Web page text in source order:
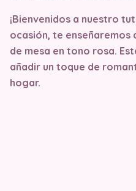
¡Bienvenidos a nuestro
ocasión, te enseñaremos
de mesa en tono rosa.
añadir un toque de
hogar.